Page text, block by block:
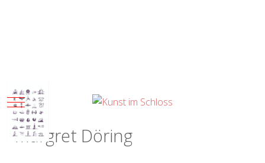
Mobile Menu Toggle
Margret Döring